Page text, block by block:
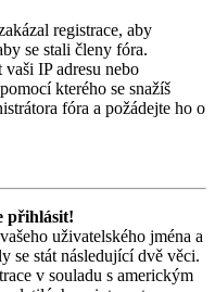
registrace, aby
se stali členy fóra.
IP adresu nebo
kterého se snažíš
fóra a požádejte ho o
přihlásit!
uživatelského jména a
se stát následující dvě věci.
v souladu s americkým